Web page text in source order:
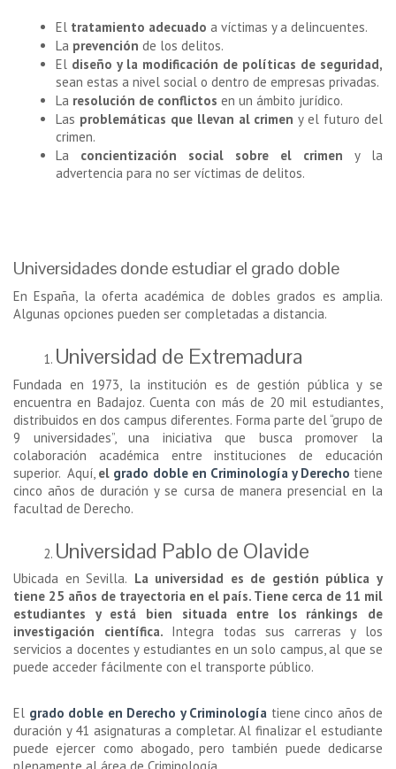
El tratamiento adecuado a víctimas y a delincuentes.
La prevención de los delitos.
El diseño y la modificación de políticas de seguridad,
sean estas a nivel social o dentro de empresas privadas.
La resolución de conflictos en un ámbito jurídico.
Las problemáticas que llevan al crimen y el futuro del
crimen.
La concientización social sobre el crimen y la
advertencia para no ser víctimas de delitos.
Universidades donde estudiar el grado doble
En España, la oferta académica de dobles grados es amplia.
Algunas opciones pueden ser completadas a distancia.
Universidad de Extremadura
Fundada en 1973, la institución es de gestión pública y se
encuentra en Badajoz. Cuenta con más de 20 mil estudiantes,
distribuidos en dos campus diferentes. Forma parte del “grupo de
9 universidades”, una iniciativa que busca promover la
colaboración académica entre instituciones de educación
superior. Aquí, el grado doble en Criminología y Derecho tiene
cinco años de duración y se cursa de manera presencial en la
facultad de Derecho.
Universidad Pablo de Olavide
Ubicada en Sevilla. La universidad es de gestión pública y
tiene 25 años de trayectoria en el país. Tiene cerca de 11 mil
estudiantes y está bien situada entre los ránkings de
investigación científica. Integra todas sus carreras y los
servicios a docentes y estudiantes en un solo campus, al que se
puede acceder fácilmente con el transporte público.
El grado doble en Derecho y Criminología tiene cinco años de
duración y 41 asignaturas a completar. Al finalizar el estudiante
puede ejercer como abogado, pero también puede dedicarse